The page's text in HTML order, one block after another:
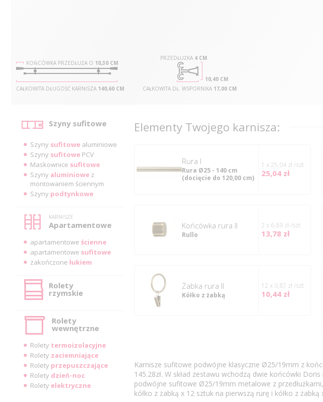
KOŃCÓWKA PRZEDŁUŻA O 10,30 CM
CAŁKOWITA DŁUGOŚĆ KARNISZA 140,60 CM
PRZEDŁUŻKA 4 CM
10,40 CM
CAŁKOWITA DŁ. WSPORNIKA 17,00 CM
Szyny sufitowe
Szyny sufitowe aluminiowe
Szyny sufitowe PCV
Maskownice sufitowe
Szyny aluminiowe z
montowaniem ściennym
Szyny podtynkowe
KARNISZE
Apartamentowe
apartamentowe ścienne
apartamentowe sufitowe
zakończone łukiem
Rolety
rzymskie
Rolety
wewnętrzne
Rolety termoizolacyjne
Rolety zaciemniające
Rolety przepuszczające
Rolety dzień-noc
Rolety elektryczne
Elementy Twojego karnisza:
rura I
Rura Ø25 - 140 cm
(docięcie do 120,00 cm)
1 x 25,04 zł /szt
25,04 zł
Końcówka rura II
Rullo
2 x 6,89 zł /szt
13,78 zł
Żabka rura II
Kółko z żabką
12 x 0,87 zł /szt
10,44 zł
Karnisze sufitowe podwójne klasyczne Ø25/19mm z
145.28zł. W skład zestawu wchodzą dwie końcówki
podwójne sufitowe Ø25/19mm metalowe z
kółko z żabką x 12 sztuk na pierwszą rurę i kółko z żabką